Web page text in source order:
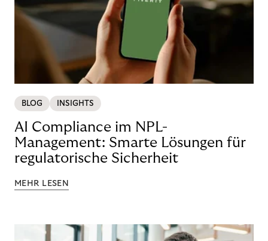
BLOG INSIGHTS
AI Compliance im NPL-
Management: Smarte Lösungen für
regulatorische Sicherheit
MEHR LESEN